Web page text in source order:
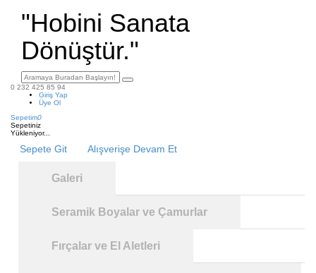
"Hobini Sanata
Dönüştür."
0 232 425 85 94
Giriş Yap
Üye Ol
Sepetim0
Sepetiniz
Yükleniyor...
Sepete Git Alışverişe Devam Et
Galeri
Seramik Boyalar ve Çamurlar
Fırçalar ve El Aletleri